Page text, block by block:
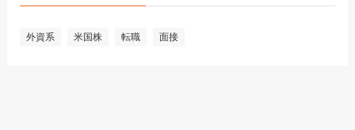
外資系 米国株 転職 面接